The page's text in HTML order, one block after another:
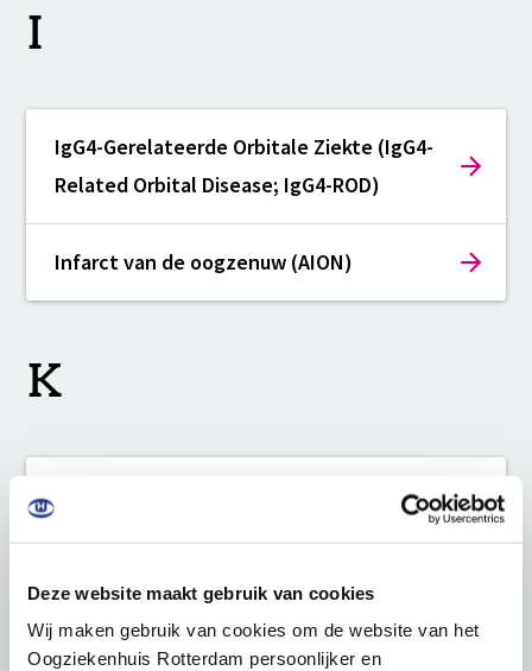
Deze website maakt gebruik van cookies
Wij maken gebruik van cookies om de website van het
Oogziekenhuis Rotterdam persoonlijker en
I
IgG4-Gerelateerde Orbitale Ziekte (IgG4-
Related Orbital Disease; IgG4-ROD)
Infarct van de oogzenuw (AION)
K
L